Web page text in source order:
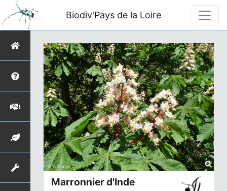
Biodiv'Pays de la Loire
Marronnier d'Inde